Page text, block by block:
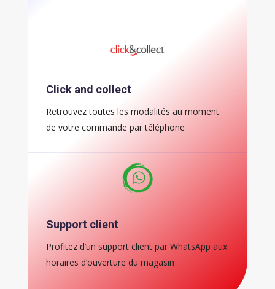
Click and collect
Retrouvez toutes les modalités au moment
de votre commande par téléphone
Support client
Profitez d’un support client par WhatsApp aux
horaires d’ouverture du magasin